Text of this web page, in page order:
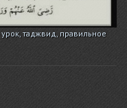
таджвид, правильное